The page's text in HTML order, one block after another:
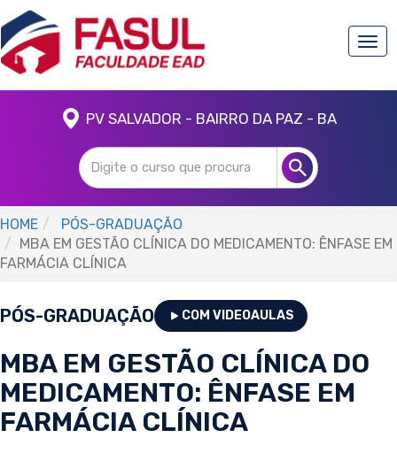
PV SALVADOR - BAIRRO DA PAZ - BA
HOME
PÓS-GRADUAÇÃO
MBA EM GESTÃO CLÍNICA DO MEDICAMENTO: ÊNFASE EM
FARMÁCIA CLÍNICA
PÓS-GRADUAÇÃO COM VIDEOAULAS
MBA EM GESTÃO CLÍNICA DO
MEDICAMENTO: ÊNFASE EM
FARMÁCIA CLÍNICA